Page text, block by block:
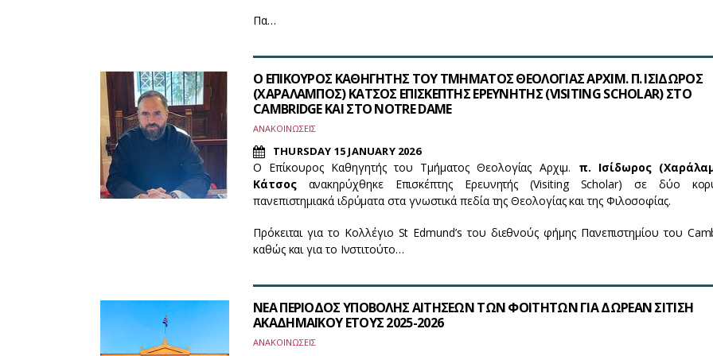
Πα…
Ο ΕΠΙΚΟΥΡΟΣ ΚΑΘΗΓΗΤΗΣ ΤΟΥ ΤΜΗΜΑΤΟΣ ΘΕΟΛΟΓΙΑΣ ΑΡΧΙΜ. Π. ΙΣΙΔΩΡΟΣ
(ΧΑΡΑΛΑΜΠΟΣ) ΚΑΤΣΟΣ ΕΠΙΣΚΕΠΤΗΣ ΕΡΕΥΝΗΤΗΣ (VISITING SCHOLAR) ΣΤΟ
CAMBRIDGE ΚΑΙ ΣΤΟ NOTRE DAME
ΑΝΑΚΟΙΝΩΣΕΙΣ
THURSDAY 15 JANUARY 2026
Ο Επίκουρος Καθηγητής του Τμήματος Θεολογίας Αρχιμ. π. Ισίδωρος
Κάτσοςανακηρύχθηκε Επισκέπτης Ερευνητής (Visiting Scholar) σε δύο
πανεπιστημιακά ιδρύματα στα γνωστικά πεδία της Θεολογίας και της Φιλοσοφίας.
Πρόκειται για το Κολλέγιο St Edmund’s του διεθνούς φήμης Πανεπιστημίου του
καθώς και για τo Ινστιτούτο…
ΝΕΑ ΠΕΡΙΟΔΟΣ ΥΠΟΒΟΛΗΣ ΑΙΤΗΣΕΩΝ ΤΩΝ ΦΟΙΤΗΤΩΝ ΓΙΑ ΔΩΡΕΑΝ ΣΙΤΙΣΗ
ΑΚΑΔΗΜΑΪΚΟΥ ΕΤΟΥΣ 2025-2026
ΑΝΑΚΟΙΝΩΣΕΙΣ